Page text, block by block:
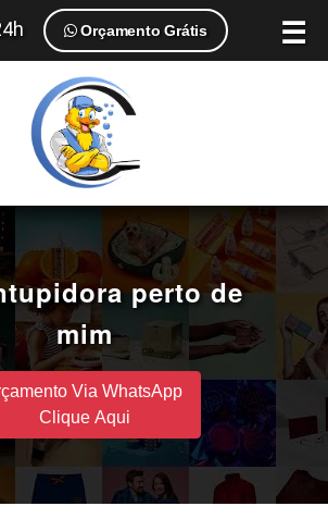
☰
Orçamento Grátis
perto de
mim
Via WhatsApp
Clique Aqui